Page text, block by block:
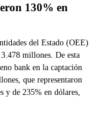
130% en
del Estado (OEE)
millones. De esta
bank en la captación
que representaron
y de 235% en dólares,